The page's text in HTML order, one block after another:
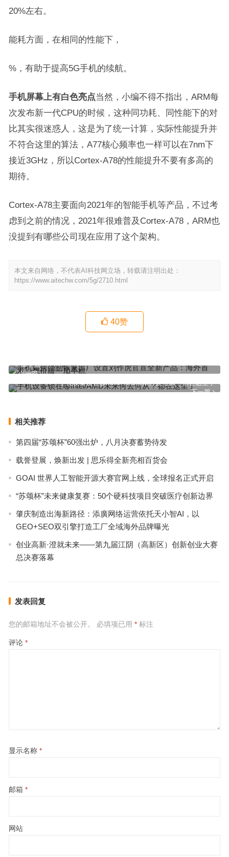
20%左右。
能耗方面，在相同的性能下，
%，有助于提高5G手机的续航。
手机屏幕上有白色亮点当然，小编不得不指出，ARM每
次发布新一代CPU的时候，这种同功耗、同性能下的对
比其实很迷惑人，这是为了统一计算，实际性能提升并
不符合这里的算法，A77核心频率也一样可以在7nm下
接近3GHz，所以Cortex-A78的性能提升不要有多高的
期待。
Cortex-A78主要面向2021年的智能手机等产品，不过考
虑到之前的情况，2021年很难普及Cortex-A78，ARM也
没提到有哪些公司现在应用了这个架构。
本文来自网络，不代表AI科技网立场，转载请注明出处：
https://www.aitechw.com/5g/2710.html
40赞
上一篇
一加手机
下一篇
手机设备锁在哪Intel/AMD未来何去何从？都在这里了
相关推荐
第四届“苏颂杯”60强出炉，八月决赛蓄势待发
载誉登展，焕新出发 | 思乐得全新亮相百货会
GOAI 世界人工智能开源大赛官网上线，全球报名正式开启
“苏颂杯”未来健康复赛：50个硬科技项目突破医疗创新边界
肇庆制造出海新路径：添廣网络运营依托天小智AI，以
GEO+SEO双引擎打造工厂全域海外品牌曝光
创业高新·澄就未来——第九届江阴（高新区）创新创业大赛
总决赛落幕
发表回复
您的邮箱地址不会被公开。 必填项已用 *标注
评论 *
显示名称 *
邮箱 *
网站